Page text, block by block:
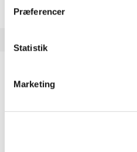
Præferencer
Statistik
Marketing
HA(it.) -
virksomheders